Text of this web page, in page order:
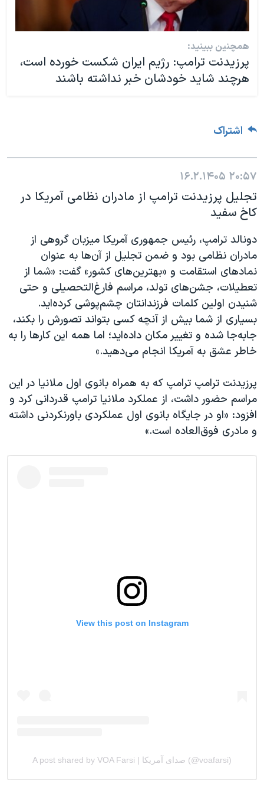
همچنین ببینید:
پرزیدنت ترامپ:‌ رژیم ایران شکست‌ خورده است،
هرچند شاید خودشان خبر نداشته باشند
اشتراک
۲۰:۵۷ ۱۶.۲.۱۴۰۵
تجلیل پرزیدنت ترامپ از مادران نظامی آمریکا در
کاخ سفید
دونالد ترامپ، رئیس جمهوری آمریکا میزبان گروهی از
مادران نظامی بود و ضمن تجلیل از آن‌ها به عنوان
نمادهای استقامت و «بهترین‌های کشور» گفت: «شما از
تعطیلات، جشن‌های تولد، مراسم فارغ‌التحصیلی و حتی
شنیدن اولین کلمات فرزندانتان چشم‌پوشی کرده‌اید.
بسیاری از شما بیش از آنچه کسی بتواند تصورش را بکند،
جابه‌جا شده و تغییر مکان داده‌اید؛ اما همه این کارها را به
خاطر عشق به آمریکا انجام می‌دهید.»
پرزیدنت ترامپ ترامپ که به همراه بانوی اول ملانیا در این
مراسم حضور داشت، از عملکرد ملانیا ترامپ قدردانی کرد و
افزود: «او در جایگاه بانوی اول عملکردی باورنکردنی داشته
و مادری فوق‌العاده است.»